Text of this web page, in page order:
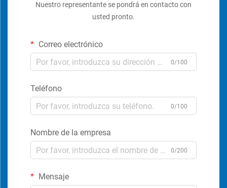
Nuestro representante se pondrá en contacto con
usted pronto.
Correo electrónico
0/100
Teléfono
0/100
Nombre de la empresa
0/200
Mensaje